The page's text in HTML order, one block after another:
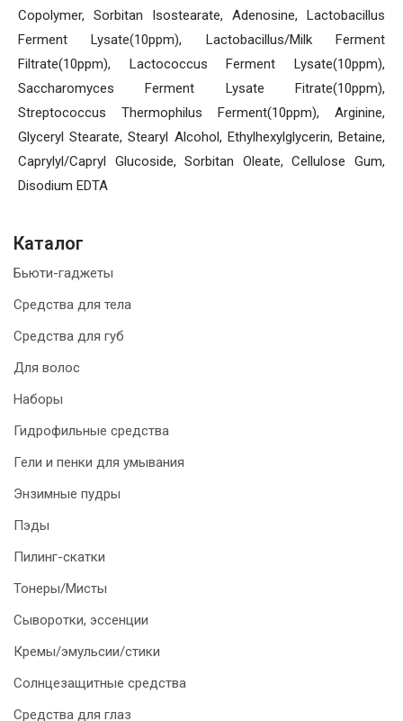
Copolymer, Sorbitan Isostearate, Adenosine, Lactobacillus
Ferment Lysate(10ppm), Lactobacillus/Milk Ferment
Filtrate(10ppm), Lactococcus Ferment Lysate(10ppm),
Saccharomyces Ferment Lysate Fitrate(10ppm),
Streptococcus Thermophilus Ferment(10ppm), Arginine,
Glyceryl Stearate, Stearyl Alcohol, Ethylhexylglycerin, Betaine,
Caprylyl/Capryl Glucoside, Sorbitan Oleate, Cellulose Gum,
Disodium EDTA
Каталог
Бьюти-гаджеты
Средства для тела
Средства для губ
Для волос
Наборы
Гидрофильные средства
Гели и пенки для умывания
Энзимные пудры
Пэды
Пилинг-скатки
Тонеры/Мисты
Сыворотки, эссенции
Кремы/эмульсии/стики
Солнцезащитные средства
Средства для глаз